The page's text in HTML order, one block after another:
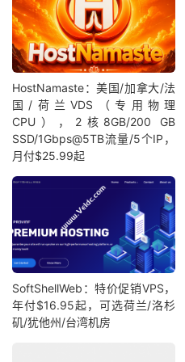
HostNamaste：美国/加拿大/法
国/荷兰VDS（专用物理
CPU），2核8GB/200 GB
SSD/1Gbps@5TB流量/5个IP，
月付$25.99起
SoftShellWeb：特价促销VPS，
年付$16.95起，可选荷兰/洛杉
矶/犹他州/台湾机房